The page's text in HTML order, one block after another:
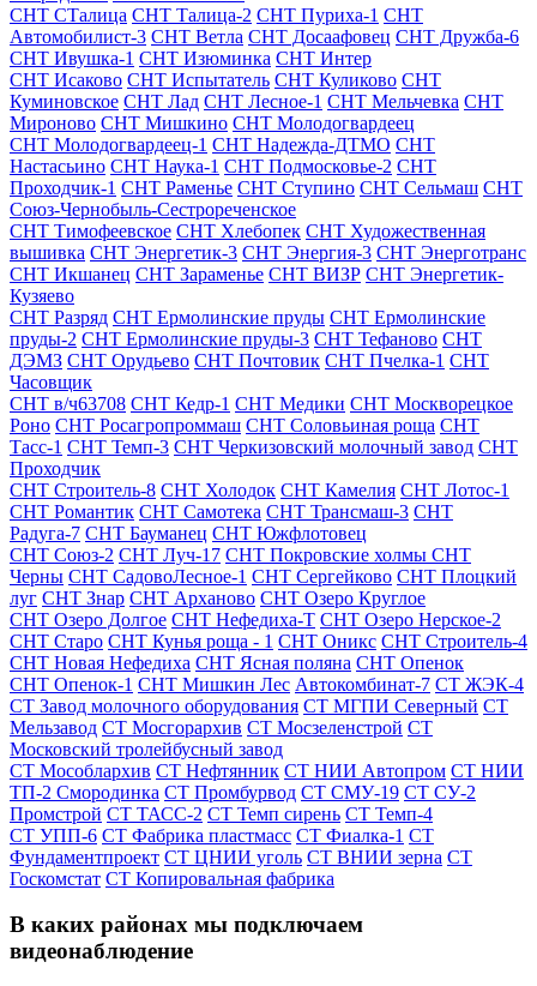
СНТ СТалица СНТ Талица-2 СНТ Пуриха-1 СНТ
Автомобилист-3 СНТ Ветла СНТ Досаафовец СНТ Дружба-6
СНТ Ивушка-1 СНТ Изюминка СНТ Интер
СНТ Исаково СНТ Испытатель СНТ Куликово СНТ
Куминовское СНТ Лад СНТ Лесное-1 СНТ Мельчевка СНТ
Мироново СНТ Мишкино СНТ Молодогвардеец
СНТ Молодогвардеец-1 СНТ Надежда-ДТМО СНТ
Настасьино СНТ Наука-1 СНТ Подмосковье-2 СНТ
Проходчик-1 СНТ Раменье СНТ Ступино СНТ Сельмаш СНТ
Союз-Чернобыль-Сестрореченское
СНТ Тимофеевское СНТ Хлебопек СНТ Художественная
вышивка СНТ Энергетик-3 СНТ Энергия-3 СНТ Энерготранс
СНТ Икшанец СНТ Зараменье СНТ ВИЗР СНТ Энергетик-
Кузяево
СНТ Разряд СНТ Ермолинские пруды СНТ Ермолинские
пруды-2 СНТ Ермолинские пруды-3 СНТ Тефаново СНТ
ДЭМЗ СНТ Орудьево СНТ Почтовик СНТ Пчелка-1 СНТ
Часовщик
СНТ в/ч63708 СНТ Кедр-1 СНТ Медики СНТ Москворецкое
Роно СНТ Росагропроммаш СНТ Соловьиная роща СНТ
Тасс-1 СНТ Темп-3 СНТ Черкизовский молочный завод СНТ
Проходчик
СНТ Строитель-8 СНТ Холодок СНТ Камелия СНТ Лотос-1
СНТ Романтик СНТ Самотека СНТ Трансмаш-3 СНТ
Радуга-7 СНТ Бауманец СНТ Южфлотовец
СНТ Союз-2 СНТ Луч-17 СНТ Покровские холмы СНТ
Черны СНТ СадовоЛесное-1 СНТ Сергейково СНТ Плоцкий
луг СНТ Знар СНТ Арханово СНТ Озеро Круглое
СНТ Озеро Долгое СНТ Нефедиха-Т СНТ Озеро Нерское-2
СНТ Старо СНТ Кунья роща - 1 СНТ Оникс СНТ Строитель-4
СНТ Новая Нефедиха СНТ Ясная поляна СНТ Опенок
СНТ Опенок-1 СНТ Мишкин Лес Автокомбинат-7 СТ ЖЭК-4
СТ Завод молочного оборудования СТ МГПИ Северный СТ
Мельзавод СТ Мосгорархив СТ Мосзеленстрой СТ
Московский тролейбусный завод
СТ Мособлархив СТ Нефтянник СТ НИИ Автопром СТ НИИ
ТП-2 Смородинка СТ Промбурвод СТ СМУ-19 СТ СУ-2
Промстрой СТ ТАСС-2 СТ Темп сирень СТ Темп-4
СТ УПП-6 СТ Фабрика пластмасс СТ Фиалка-1 СТ
Фундаментпроект СТ ЦНИИ уголь СТ ВНИИ зерна СТ
Госкомстат СТ Копировальная фабрика
В каких районах мы подключаем
видеонаблюдение